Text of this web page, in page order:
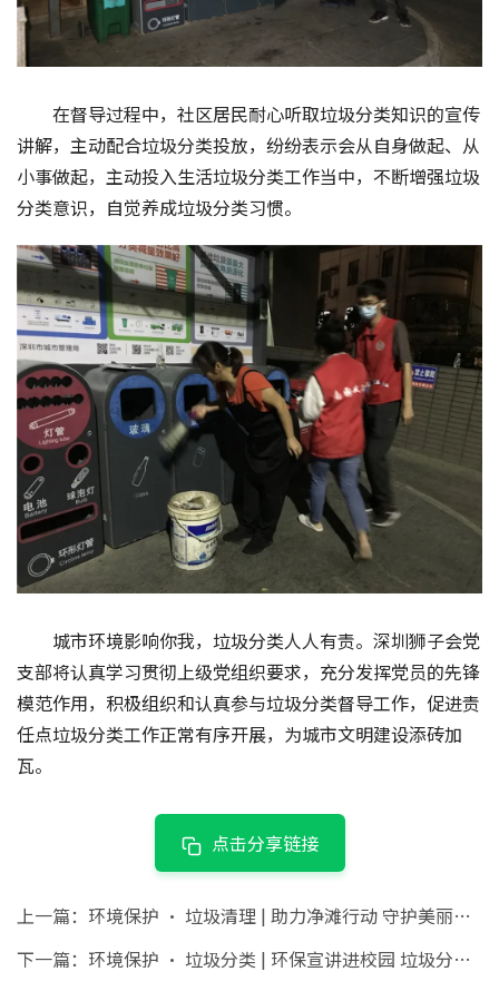
在督导过程中，社区居民耐心听取垃圾分类知识的宣传
讲解，主动配合垃圾分类投放，纷纷表示会从自身做起、从
小事做起，主动投入生活垃圾分类工作当中，不断增强垃圾
分类意识，自觉养成垃圾分类习惯。
城市环境影响你我，垃圾分类人人有责。深圳狮子会党
支部将认真学习贯彻上级党组织要求，充分发挥党员的先锋
模范作用，积极组织和认真参与垃圾分类督导工作，促进责
任点垃圾分类工作正常有序开展，为城市文明建设添砖加
瓦。
点击分享链接
上一篇： 环境保护 · 垃圾清理 | 助力净滩行动 守护美丽海岸
下一篇： 环境保护 · 垃圾分类 | 环保宣讲进校园 垃圾分类小能手